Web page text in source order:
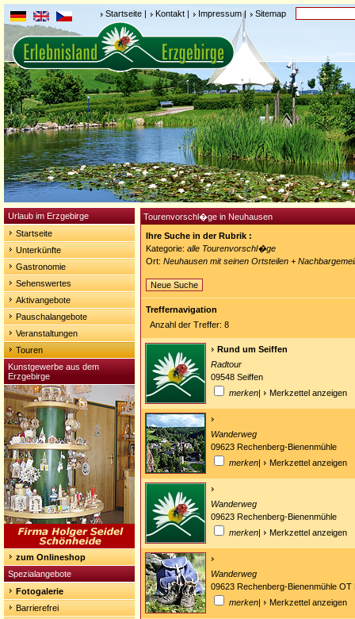
Startseite | Kontakt | Impressum| Sitemap
Urlaub im Erzgebirge
Startseite
Unterkünfte
Gastronomie
Sehenswertes
Aktivangebote
Pauschalangebote
Veranstaltungen
Touren
Kunstgewerbe aus dem
Erzgebirge
zum Onlineshop
Spezialangebote
Fotogalerie
Barrierefrei
Tourenvorschl�ge in Neuhausen
Ihre Suche in der Rubrik :
Kategorie: alle Tourenvorschl�ge
Ort: Neuhausen mit seinen Ortsteilen +
Neue Suche
Treffernavigation
Anzahl der Treffer: 8
Rund um Seiffen
Radtour
09548 Seiffen
merken| Merkzettel anzeigen
Wanderweg
09623 Rechenberg-Bienenmühle
merken| Merkzettel anzeigen
Wanderweg
09623 Rechenberg-Bienenmühle
merken| Merkzettel anzeigen
Wanderweg
09623 Rechenberg-Bienenmühle OT
merken| Merkzettel anzeigen